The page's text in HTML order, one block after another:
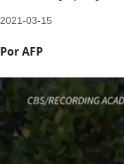
2021-03-15
Por AFP